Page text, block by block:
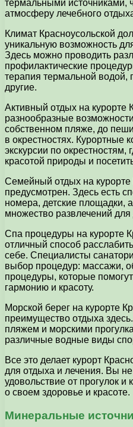
термальными источниками,
атмосферу лечебного
Климат Красноусольской
уникальную возможность
Здесь можно проводить
профилактические
терапия термальной водой,
другие.
Активный отдых на курорте
разнообразные
собственном пляже, до
в окрестностях. Курортные
экскурсии по окрестностям,
красотой природы и
Семейный отдых на курорте
предусмотрен. Здесь есть
номера, детские
множество развлечений для
Спа процедуры на курорте
отличный способ
себе. Специалисты
выбор процедур: массажи,
процедуры, которые
гармонию и красоту.
Морской берег на курорте
преимущество отдыха
пляжем и морскими
различные водные виды
Все это делает курорт
для отдыха и лечения. Вы не
удовольствие от прогулок и
о своем здоровье и красоте.
Минеральные